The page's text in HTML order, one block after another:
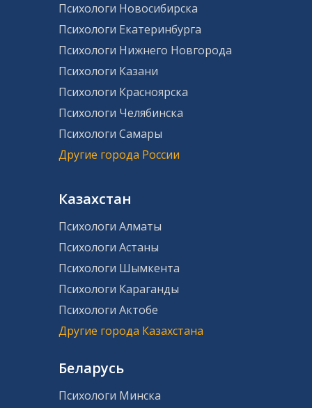
Психологи Новосибирска
Психологи Екатеринбурга
Психологи Нижнего Новгорода
Психологи Казани
Психологи Красноярска
Психологи Челябинска
Психологи Самары
Другие города России
Казахстан
Психологи Алматы
Психологи Астаны
Психологи Шымкента
Психологи Караганды
Психологи Актобе
Другие города Казахстана
Беларусь
Психологи Минска